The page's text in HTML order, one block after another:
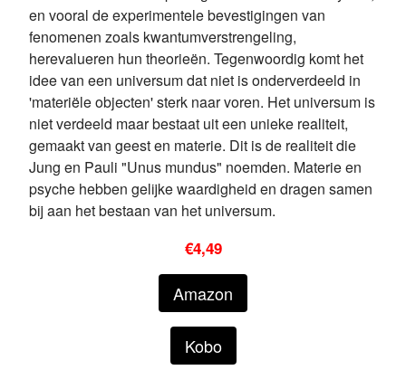
en vooral de experimentele bevestigingen van
fenomenen zoals kwantumverstrengeling,
herevalueren hun theorieën. Tegenwoordig komt het
idee van een universum dat niet is onderverdeeld in
'materiële objecten' sterk naar voren. Het universum is
niet verdeeld maar bestaat uit een unieke realiteit,
gemaakt van geest en materie. Dit is de realiteit die
Jung en Pauli "Unus mundus" noemden. Materie en
psyche hebben gelijke waardigheid en dragen samen
bij aan het bestaan van het universum.
€4,49
Amazon
Kobo